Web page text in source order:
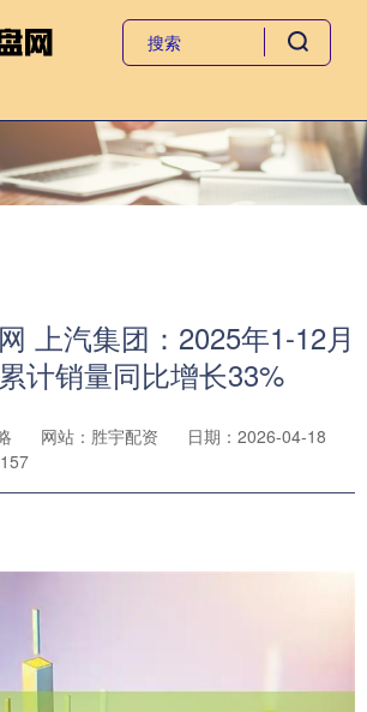
上汽集团：2025年1-12月
计销量同比增长33%
网站：胜宇配资
日期：2026-04-18